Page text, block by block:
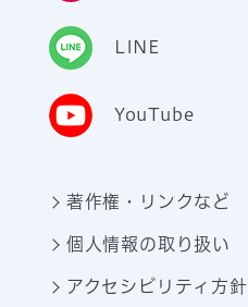
LINE
YouTube
著作権・リンクなど
個人情報の取り扱い
アクセシビリティ方針